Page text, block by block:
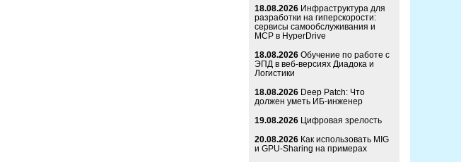
18.08.2026 Инфраструктура для
разработки на гиперскорости:
сервисы самообслуживания и
MCP в HyperDrive
18.08.2026 Обучение по работе с
ЭПД в веб-версиях Диадока и
Логистики
18.08.2026 Deep Patch: Что
должен уметь ИБ-инженер
19.08.2026 Цифровая зрелость
20.08.2026 Как использовать MIG
и GPU-Sharing на примерах